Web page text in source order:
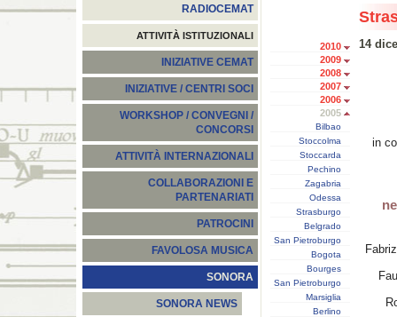
RADIOCEMAT
ATTIVITÀ ISTITUZIONALI
INIZIATIVE CEMAT
INIZIATIVE / CENTRI SOCI
WORKSHOP / CONVEGNI /
CONCORSI
ATTIVITÀ INTERNAZIONALI
COLLABORAZIONI E
PARTENARIATI
PATROCINI
FAVOLOSA MUSICA
SONORA
SONORA NEWS
2010
2009
2008
2007
2006
2005
Bilbao
Stoccolma
Stoccarda
Pechino
Zagabria
Odessa
Strasburgo
Belgrado
San Pietroburgo
Bogota
Bourges
San Pietroburgo
Marsiglia
Berlino
14
in